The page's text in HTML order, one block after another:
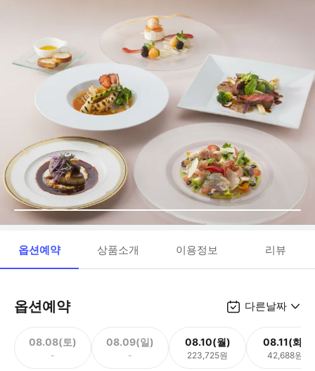
옵션예약 상품소개 이용정보 리뷰
옵션예약 다른날짜
08.08(토)
-
08.09(일)
-
08.10(월)
223,725원
08.11(화)
42,688원